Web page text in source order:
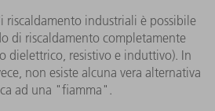
riscaldamento industriali è possibile
di riscaldamento completamente
dielettrico, resistivo e induttivo). In
non esiste alcuna vera alternativa
ad una "fiamma".